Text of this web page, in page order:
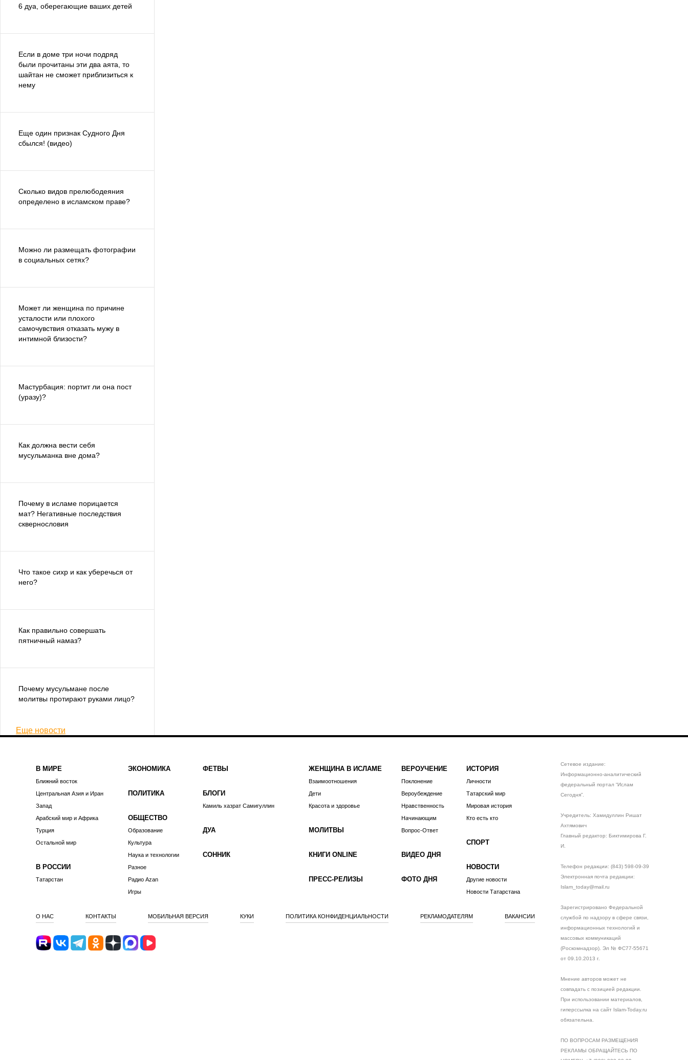
6 дуа, оберегающие ваших детей
Если в доме три ночи подряд
были прочитаны эти два аята, то
шайтан не сможет приблизиться к
нему
Еще один признак Судного Дня
сбылся! (видео)
Сколько видов прелюбодеяния
определено в исламском праве?
Можно ли размещать фотографии
в социальных сетях?
Может ли женщина по причине
усталости или плохого
самочувствия отказать мужу в
интимной близости?
Мастурбация: портит ли она пост
(уразу)?
Как должна вести себя
мусульманка вне дома?
Почему в исламе порицается
мат? Негативные последствия
сквернословия
Что такое сихр и как уберечься от
него?
Как правильно совершать
пятничный намаз?
Почему мусульмане после
молитвы протирают руками лицо?
Еще новости
В МИРЕ
Ближний восток
Центральная Азия и Иран
Запад
Арабский мир и Африка
Турция
Остальной мир
В РОССИИ
Татарстан
ЭКОНОМИКА
ПОЛИТИКА
ОБЩЕСТВО
Образование
Культура
Наука и технологии
Разное
Радио Azan
Игры
ФЕТВЫ
БЛОГИ
Камиль хазрат Самигуллин
ДУА
СОННИК
ЖЕНЩИНА В ИСЛАМЕ
Взаимоотношения
Дети
Красота и здоровье
МОЛИТВЫ
КНИГИ ONLINE
ПРЕСС-РЕЛИЗЫ
ВЕРОУЧЕНИЕ
Поклонение
Вероубеждение
Нравственность
Начинающим
Вопрос-Ответ
ВИДЕО ДНЯ
ФОТО ДНЯ
ИСТОРИЯ
Личности
Татарский мир
Мировая история
Кто есть кто
СПОРТ
НОВОСТИ
Другие новости
Новости Татарстана
О НАС КОНТАКТЫ МОБИЛЬНАЯ ВЕРСИЯ КУКИ ПОЛИТИКА КОНФИДЕНЦИАЛЬНОСТИ РЕКЛАМОДАТЕЛЯМ ВАКАНСИИ
Сетевое издание:
Информационно-аналитический
федеральный портал “Ислам
Сегодня”.
Учредитель: Хамидуллин Ришат
Ахтямович
Главный редактор: Биктимирова Г.
И.
Телефон редакции: (843) 598-09-39
Электронная почта редакции:
Islam_today@mail.ru
Зарегистрировано Федеральной
службой по надзору в сфере связи,
информационных технологий и
массовых коммуникаций
(Роскомнадзор). Эл № ФС77-55671
от 09.10.2013 г.
Мнение авторов может не
совпадать с позицией редакции.
При использовании материалов,
гиперссылка на сайт Islam-Today.ru
обязательна.
ПО ВОПРОСАМ РАЗМЕЩЕНИЯ
РЕКЛАМЫ ОБРАЩАЙТЕСЬ ПО